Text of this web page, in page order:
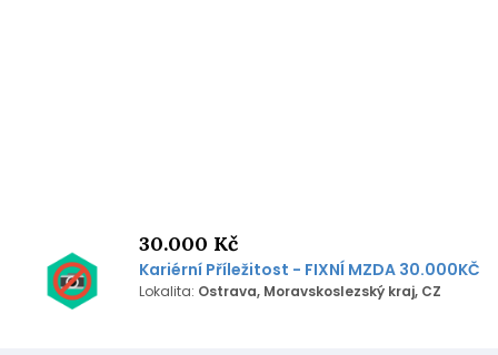
30.000 Kč
Kariérní Příležitost - FIXNÍ MZDA 30.000KČ
Lokalita: Ostrava, Moravskoslezský kraj, CZ